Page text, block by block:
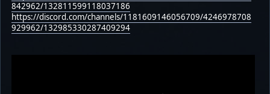
842962/132811599118037186
https://discord.com/channels/1181609146056709/4246978708
929962/132985330287409294